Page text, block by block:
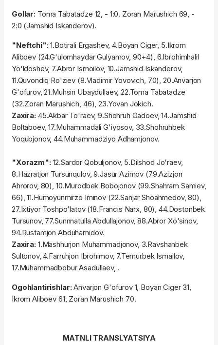
Gollar: Toma Tabatadze 12, - 1:0. Zoran Marushich 69, -
2:0 (Jamshid Iskanderov).
"Neftchi":1.Botirali Ergashev, 4.Boyan Ciger, 5.Ikrom
Aliboev (24.G'ulomhaydar Gulyamov, 90+4), 6.Ibrohimhalil
Yo'ldoshev, 7.Abror Ismoilov, 10.Jamshid Iskanderov,
11.Quvondiq Ro'ziev (8.Vladimir Yovovich, 70), 20.Anvarjon
G'ofurov, 21.Muhsin Ubaydullaev, 22.Toma Tabatadze
(32.Zoran Marushich, 46), 23.Yovan Jokich.
Zaxira: 45.Akbar To'raev, 9.Shohruh Gadoev, 14.Jamshid
Boltaboev, 17.Muhammadali G'iyosov, 33.Shohruhbek
Yoqubjonov, 44.Muhammadziyo Adhamjonov.
"Xorazm": 12.Sardor Qobuljonov, 5.Dilshod Jo'raev,
8.Hazratjon Tursunqulov, 9.Jasur Azimov (79.Azizjon
Ahrorov, 80), 10.Murodbek Bobojonov (99.Shahram Samiev,
66), 11.Humoyunmirzo Iminov (22.Sanjar Shoahmedov, 80),
27.Ixtiyor Toshpo'latov (18.Francis Narx, 80), 44.Dostonbek
Tursunov, 77.Sunnnatulla Abdullajonov, 88.Abror Xo'sinov,
94.Rustamjon Abduhamidov.
Zaxira:1.Mashhurjon Muhammadjonov, 3.Ravshanbek
Sultonov, 4.Farruhjon Ibrohimov, 7.Temurbek Ismailov,
17.Muhammadbobur Asadullaev, .
Ogohlantirishlar:Anvarjon G'ofurov 1, Boyan Ciger 31,
Ikrom Aliboev 61, Zoran Marushich 70.
MATNLI TRANSLYATSIYA